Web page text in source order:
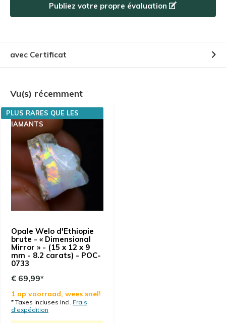
Publiez votre propre évaluation
avec Certificat
Vu(s) récemment
Opale Welo d'Ethiopie
brute - « Dimensional
Mirror » - (15 x 12 x 9
mm - 8.2 carats) - POC-
0733
PLUS RARES QUE LES
DIAMANTS
€ 69,99*
1 op voorraad, wees snel!
* Taxes incluses Incl. Frais
d'expédition